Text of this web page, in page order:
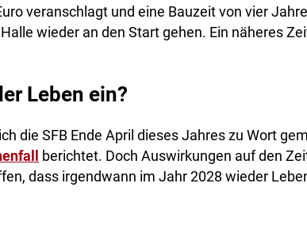
veranschlagt und eine Bauzeit von vier
wieder an den Start gehen. Ein näheres
Leben ein?
die SFB Ende April dieses Jahres zu Wort
berichtet. Doch Auswirkungen auf den
dass irgendwann im Jahr 2028 wieder